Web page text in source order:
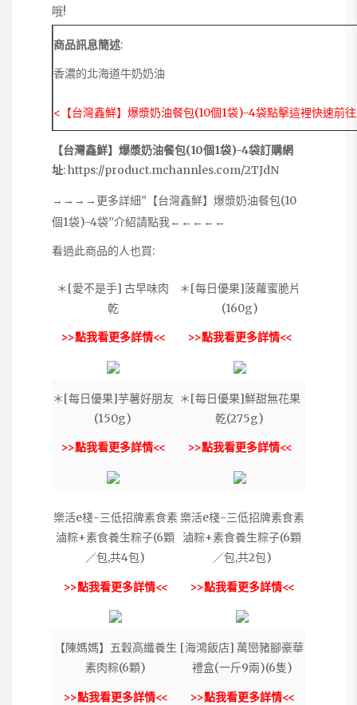
哦!
商品訊息簡述:
香濃的北海道牛奶奶油
<【台灣鑫鮮】爆漿奶油餐包(10個1袋)-4袋點擊這裡快速前
【台灣鑫鮮】爆漿奶油餐包(10個1袋)-4袋訂購網
址:https://product.mchannles.com/2TJdN
→→→→更多詳細”【台灣鑫鮮】爆漿奶油餐包(10
個1袋)-4袋”介紹請點我←←←←←
看過此商品的人也買:
＊[愛不是手] 古早味肉
乾
>>點我看更多詳情<<
＊[每日優果]菠蘿蜜脆片
(160g)
>>點我看更多詳情<<
＊[每日優果]芋薯好朋友
(150g)
>>點我看更多詳情<<
＊[每日優果]鮮甜無花果
乾(275g)
>>點我看更多詳情<<
樂活e棧-三低招牌素食素
滷粽+素食養生粽子(6顆
／包,共4包)
>>點我看更多詳情<<
樂活e棧-三低招牌素食素
滷粽+素食養生粽子(6顆
／包,共2包)
>>點我看更多詳情<<
【陳媽媽】五穀高纖養生
素肉粽(6顆)
>>點我看更多詳情<<
[海鴻飯店] 萬巒豬腳豪華
禮盒(一斤9兩)(6隻)
>>點我看更多詳情<<